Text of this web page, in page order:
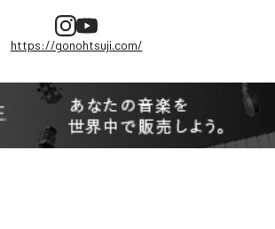
https://gonohtsuji.com/